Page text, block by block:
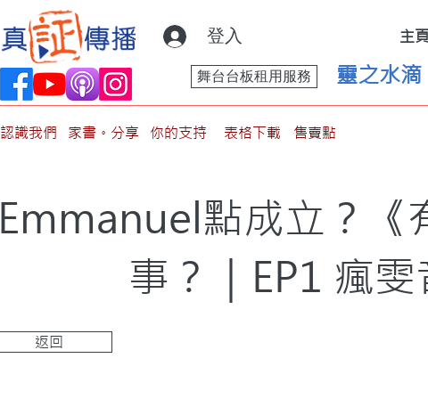
登入 主
靈之水滴
舞台台板租用服務
認識我們 家書。分享 你的支持 表格下載 售賣點
Emmanuel點成立？《
事？｜EP1 瘋
返回